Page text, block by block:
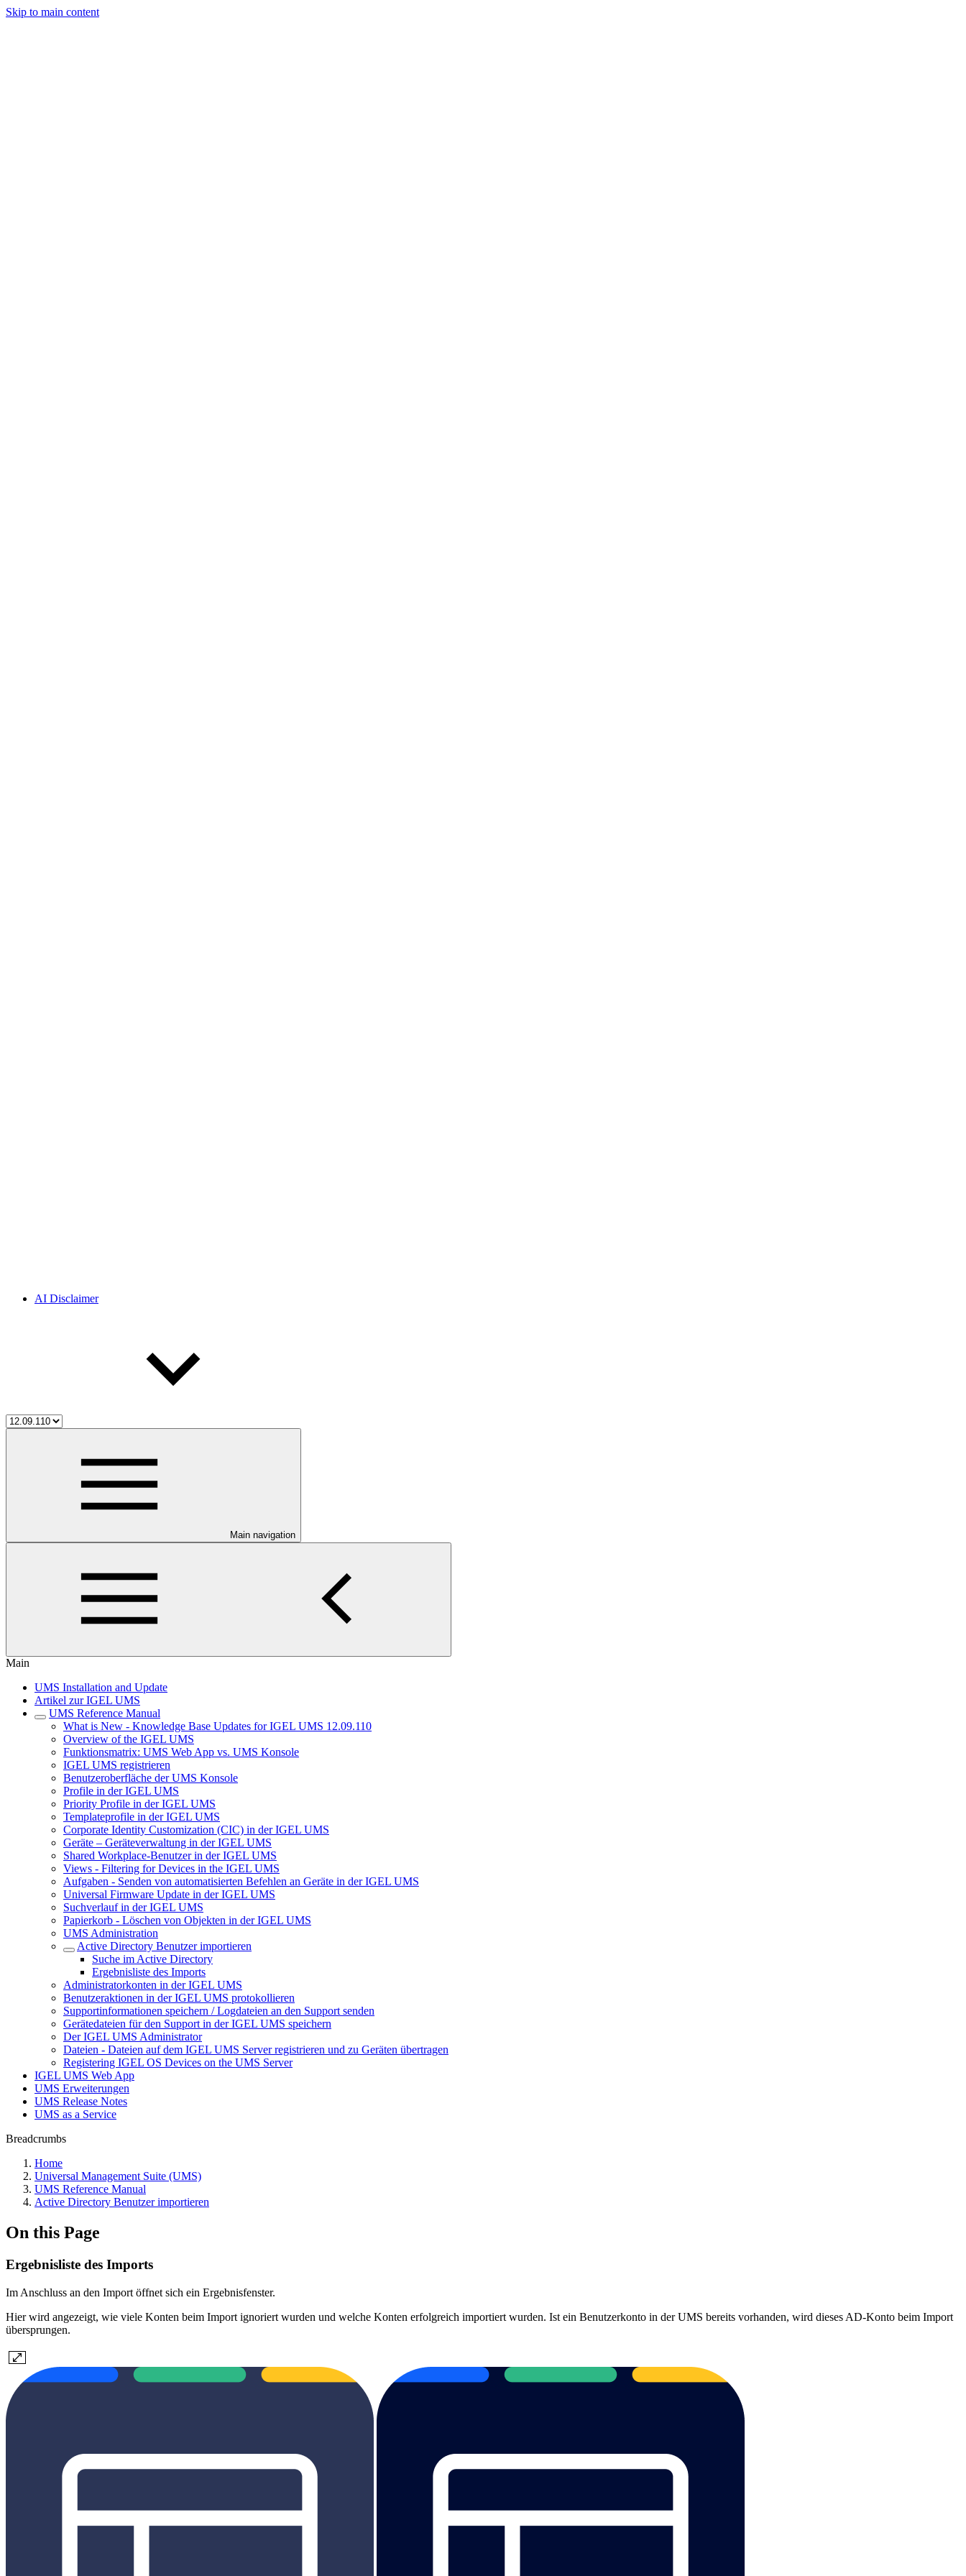
Skip to main content
AI Disclaimer
Main navigation
Main
UMS Installation and Update
Artikel zur IGEL UMS
UMS Reference Manual
What is New - Knowledge Base Updates for IGEL UMS 12.09.110
Overview of the IGEL UMS
Funktionsmatrix: UMS Web App vs. UMS Konsole
IGEL UMS registrieren
Benutzeroberfläche der UMS Konsole
Profile in der IGEL UMS
Priority Profile in der IGEL UMS
Templateprofile in der IGEL UMS
Corporate Identity Customization (CIC) in der IGEL UMS
Geräte – Geräteverwaltung in der IGEL UMS
Shared Workplace-Benutzer in der IGEL UMS
Views - Filtering for Devices in the IGEL UMS
Aufgaben - Senden von automatisierten Befehlen an Geräte in der IGEL UMS
Universal Firmware Update in der IGEL UMS
Suchverlauf in der IGEL UMS
Papierkorb - Löschen von Objekten in der IGEL UMS
UMS Administration
Active Directory Benutzer importieren
Suche im Active Directory
Ergebnisliste des Imports
Administratorkonten in der IGEL UMS
Benutzeraktionen in der IGEL UMS protokollieren
Supportinformationen speichern / Logdateien an den Support senden
Gerätedateien für den Support in der IGEL UMS speichern
Der IGEL UMS Administrator
Dateien - Dateien auf dem IGEL UMS Server registrieren und zu Geräten übertragen
Registering IGEL OS Devices on the UMS Server
IGEL UMS Web App
UMS Erweiterungen
UMS Release Notes
UMS as a Service
Breadcrumbs
Home
Universal Management Suite (UMS)
UMS Reference Manual
Active Directory Benutzer importieren
On this Page
Ergebnisliste des Imports
Im Anschluss an den Import öffnet sich ein Ergebnisfenster.
Hier wird angezeigt, wie viele Konten beim Import ignoriert wurden und welche Konten erfolgreich importiert wurden. Ist ein Benutzerkonto in der UMS bereits vorhanden, wird dieses AD-Konto beim Import
übersprungen.